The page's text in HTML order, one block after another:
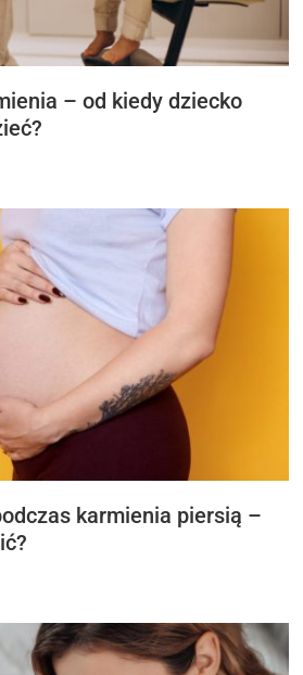
– od kiedy dziecko
karmienia piersią –